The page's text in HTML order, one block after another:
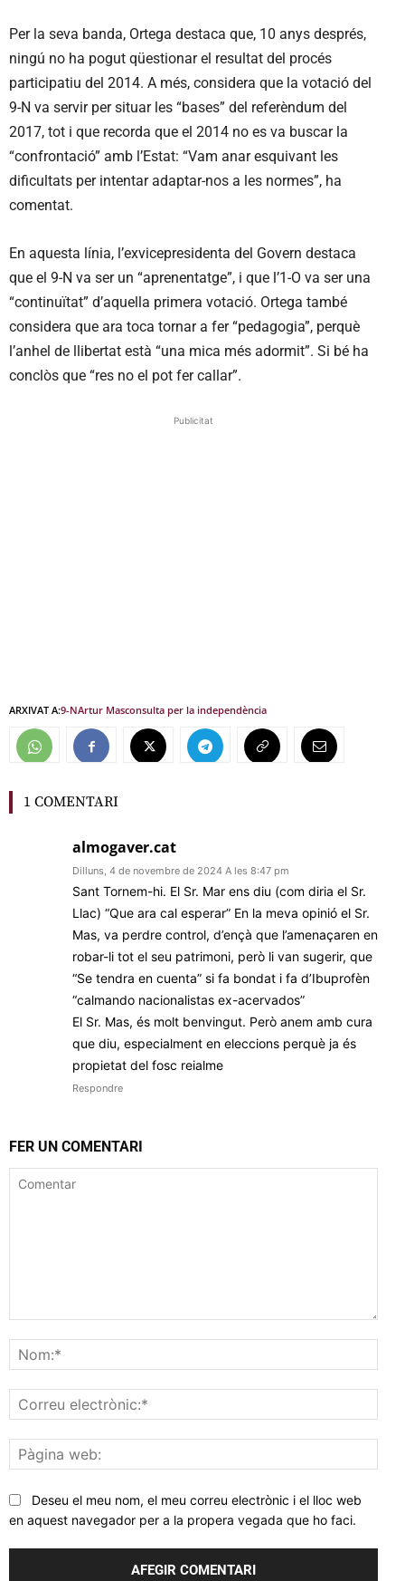
Per la seva banda, Ortega destaca que, 10 anys després,
ningú no ha pogut qüestionar el resultat del procés
participatiu del 2014. A més, considera que la votació del
9-N va servir per situar les “bases” del referèndum del
2017, tot i que recorda que el 2014 no es va buscar la
“confrontació” amb l’Estat: “Vam anar esquivant les
dificultats per intentar adaptar-nos a les normes”, ha
comentat.
En aquesta línia, l’exvicepresidenta del Govern destaca
que el 9-N va ser un “aprenentatge”, i que l’1-O va ser una
“continuïtat” d’aquella primera votació. Ortega també
considera que ara toca tornar a fer “pedagogia”, perquè
l’anhel de llibertat està “una mica més adormit”. Si bé ha
conclòs que “res no el pot fer callar”.
Publicitat
ARXIVAT A:9-NArtur Masconsulta per la independència
1 COMENTARI
almogaver.cat
Dilluns, 4 de novembre de 2024 A les 8:47 pm
Sant Tornem-hi. El Sr. Mar ens diu (com diria el Sr.
Llac) “Que ara cal esperar” En la meva opinió el Sr.
Mas, va perdre control, d’ençà que l’amenaçaren en
robar-li tot el seu patrimoni, però li van sugerir, que
“Se tendra en cuenta” si fa bondat i fa d’Ibuprofèn
“calmando nacionalistas ex-acervados”
El Sr. Mas, és molt benvingut. Però anem amb cura
que diu, especialment en eleccions perquè ja és
propietat del fosc reialme
Respondre
FER UN COMENTARI
web:
Deseu el meu nom, el meu correu electrònic i el lloc web
en aquest navegador per a la propera vegada que ho faci.